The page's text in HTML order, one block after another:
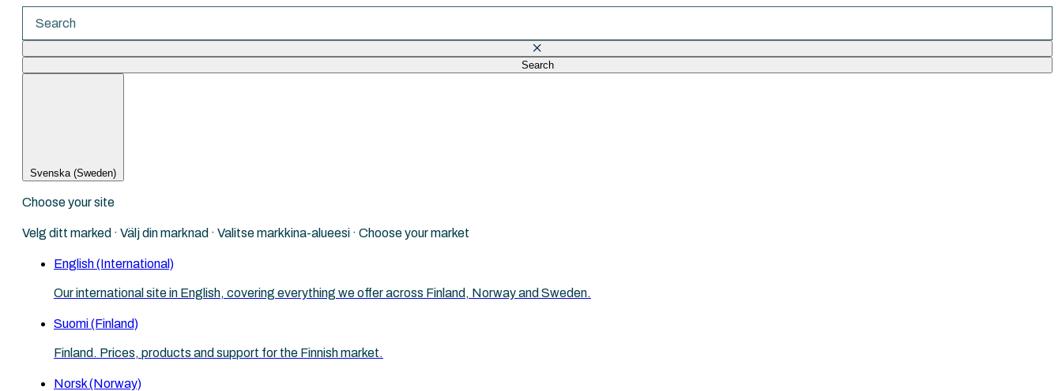
Search
Svenska (Sweden)
Choose your site
Velg ditt marked · Välj din marknad · Valitse markkina-alueesi · Choose your market
English (International)
Our international site in English, covering everything we offer across Finland, Norway and Sweden.
Suomi (Finland)
Finland. Prices, products and support for the Finnish market.
Norsk (Norway)